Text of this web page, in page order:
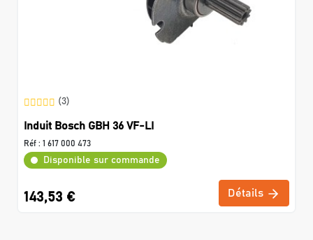
(3)
Induit Bosch GBH 36 VF-LI
Réf : 1 617 000 473
Disponible sur commande
143,53 € Détails